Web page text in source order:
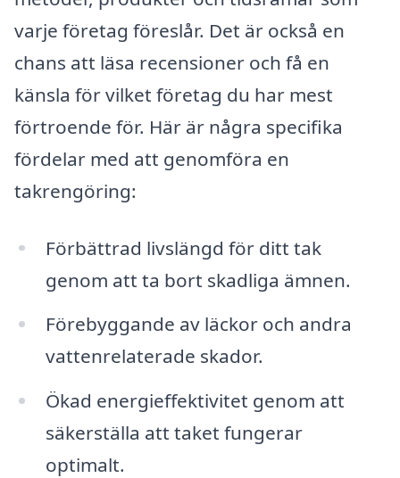
varje företag föreslår. Det är också en
chans att läsa recensioner och få en
känsla för vilket företag du har mest
förtroende för. Här är några specifika
fördelar med att genomföra en
takrengöring:
Förbättrad livslängd för ditt tak
genom att ta bort skadliga ämnen.
Förebyggande av läckor och andra
vattenrelaterade skador.
Ökad energieffektivitet genom att
säkerställa att taket fungerar
optimalt.